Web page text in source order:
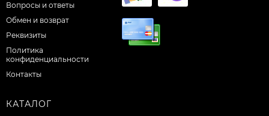
Вопросы и ответы
Обмен и возврат
Реквизиты
Политика
конфиденциальности
Контакты
КАТАЛОГ